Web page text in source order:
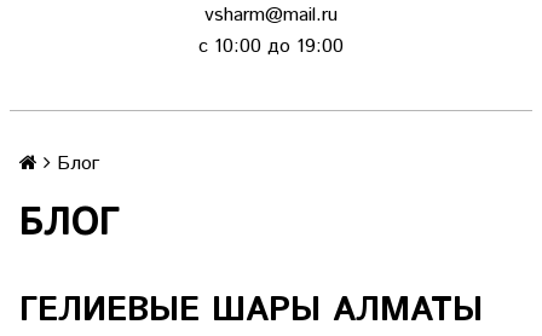
vsharm@mail.ru
c 10:00 до 19:00
Блог
БЛОГ
ГЕЛИЕВЫЕ ШАРЫ АЛМАТЫ